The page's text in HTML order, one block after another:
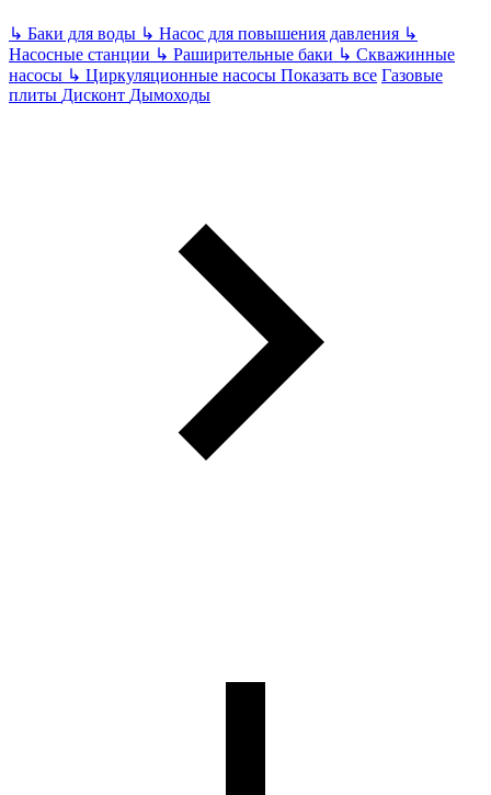
↳ Баки для воды ↳ Насос для повышения давления ↳
Насосные станции ↳ Раширительные баки ↳ Скважинные
насосы ↳ Циркуляционные насосы Показать все Газовые
плиты Дисконт Дымоходы